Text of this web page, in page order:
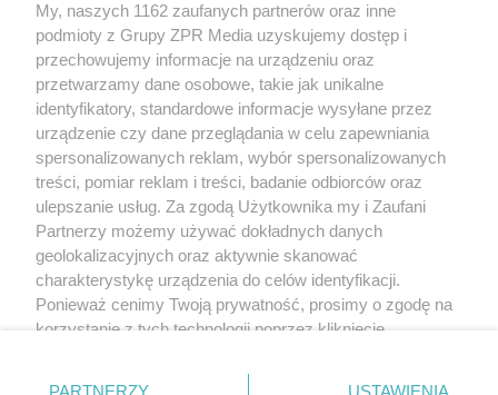
Żaden utwór zamieszczony w serwisie nie może być powielany i
rozpowszechniany lub dalej rozpowszechniany w jakikolwiek sposób (w
tym także elektroniczny lub mechaniczny) na jakimkolwiek polu
eksploatacji w jakiejkolwiek formie, włącznie z umieszczaniem w Internecie
bez pisemnej zgody właściciela praw. Jakiekolwiek użycie lub
wykorzystanie utworów w całości lub w części z naruszeniem prawa, tzn.
bez właściwej zgody, jest zabronione pod groźbą kary i może być ścigane
prawnie.
O nas
My, naszych 1162 zaufanych partnerów oraz inne
podmioty z Grupy ZPR Media uzyskujemy dostęp i
przechowujemy informacje na urządzeniu oraz
przetwarzamy dane osobowe, takie jak unikalne
identyfikatory, standardowe informacje wysyłane przez
urządzenie czy dane przeglądania w celu zapewniania
spersonalizowanych reklam, wybór spersonalizowanych
treści, pomiar reklam i treści, badanie odbiorców oraz
ulepszanie usług. Za zgodą Użytkownika my i Zaufani
Partnerzy możemy używać dokładnych danych
geolokalizacyjnych oraz aktywnie skanować
charakterystykę urządzenia do celów identyfikacji.
Ponieważ cenimy Twoją prywatność, prosimy o zgodę na
korzystanie z tych technologii poprzez kliknięcie
zmienić/wycofać klikając przycisk ustawień prywatności
PARTNERZY USTAWIENIA